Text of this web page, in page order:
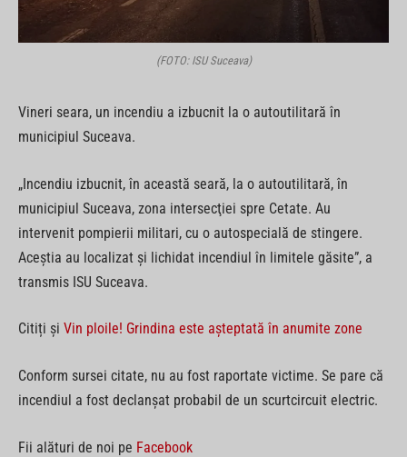
(FOTO: ISU Suceava)
Vineri seara, un incendiu a izbucnit la o autoutilitară în
municipiul Suceava.
„Incendiu izbucnit, în această seară, la o autoutilitară, în
municipiul Suceava, zona intersecţiei spre Cetate. Au
intervenit pompierii militari, cu o autospecială de stingere.
Aceştia au localizat şi lichidat incendiul în limitele găsite”, a
transmis ISU Suceava.
Citiți și Vin ploile! Grindina este așteptată în anumite zone
Conform sursei citate, nu au fost raportate victime. Se pare că
incendiul a fost declanșat probabil de un scurtcircuit electric.
Fii alături de noi pe Facebook